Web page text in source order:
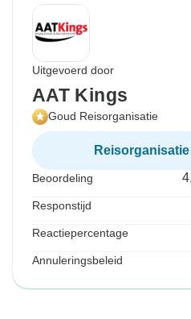
Uitgevoerd door
AAT Kings
Goud Reisorganisatie
Beoordeling
Responstijd
Reactiepercentage
Annuleringsbeleid